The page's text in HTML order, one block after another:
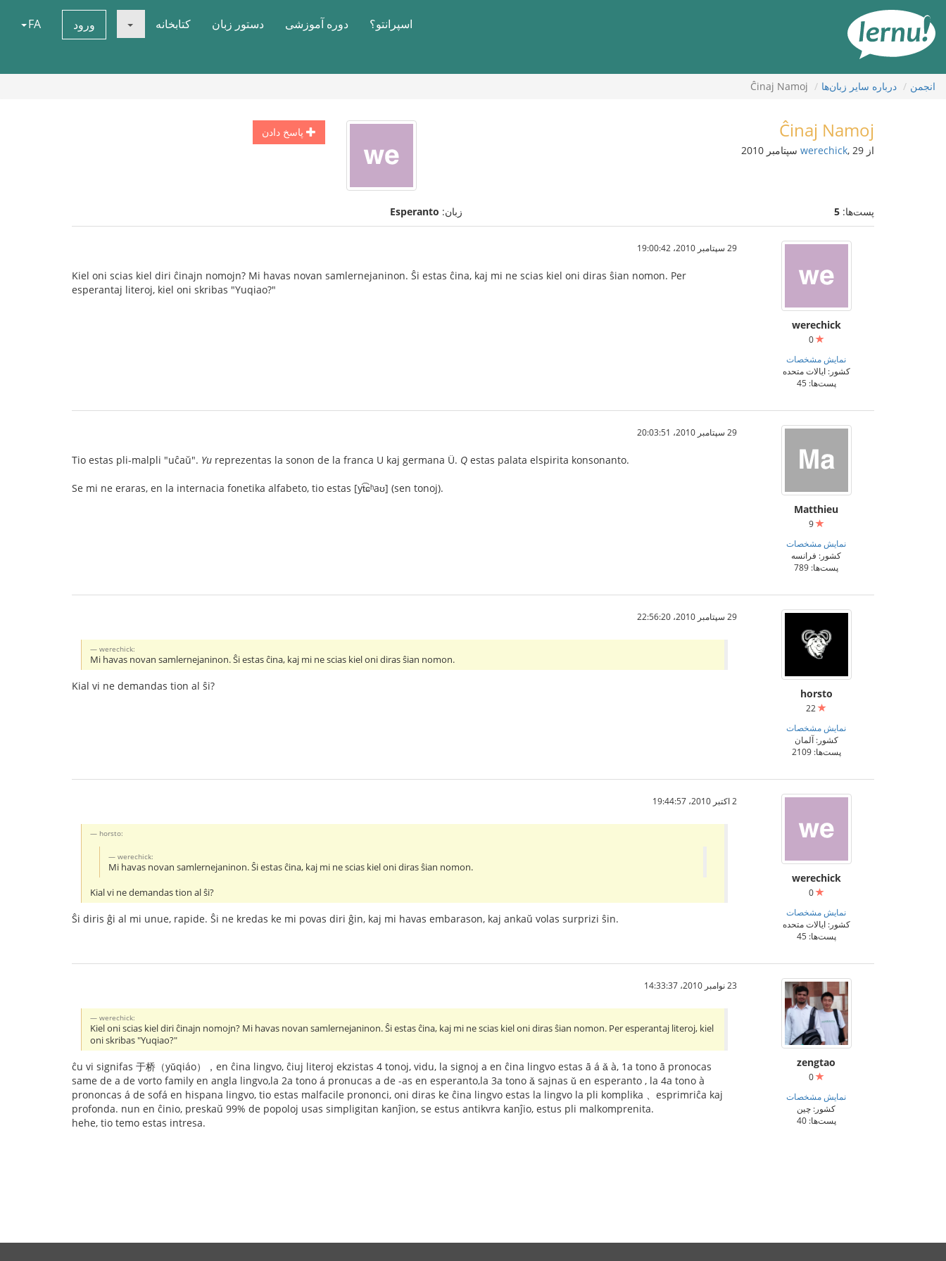
محتوا
اسپرانتو؟ دوره آموزشی دستور زبان کتابخانه ورود FA
انجمن درباره ساير زبان‌ها Ĉinaj Namoj
پاسخ دادن Ĉinaj Namoj
از werechick, 29 سپتامبر 2010
پست‌ها: 5 زبان: Esperanto
werechick
0
نمایش مشخصات
کشور: ایالات متحده
پست‌ها: 45
29 سپتامبر 2010،‏ 19:00:42
Kiel oni scias kiel diri ĉinajn nomojn? Mi havas novan samlernejaninon. Ŝi estas ĉina, kaj mi ne scias kiel oni diras ŝian nomon. Per
esperantaj literoj, kiel oni skribas "Yuqiao?"
Matthieu
9
نمایش مشخصات
کشور: فرانسه
پست‌ها: 789
29 سپتامبر 2010،‏ 20:03:51
Tio estas pli-malpli "uĉaŭ". Yu reprezentas la sonon de la franca U kaj germana Ü. Q estas palata elspirita konsonanto.
Se mi ne eraras, en la internacia fonetika alfabeto, tio estas [yt͡ɕʰaʊ] (sen tonoj).
horsto
نمایش مشخصات
کشور: آلمان
پست‌ها: 2109
29 سپتامبر 2010،‏ 22:56:20
werechick:
Mi havas novan samlernejaninon. Ŝi estas ĉina, kaj mi ne scias kiel oni diras ŝian nomon.
Kial vi ne demandas tion al ŝi?
werechick
0
نمایش مشخصات
کشور: ایالات متحده
پست‌ها: 45
2 اکتبر 2010،‏ 19:44:57
horsto:
werechick:
Mi havas novan samlernejaninon. Ŝi estas ĉina, kaj mi ne scias kiel oni diras ŝian nomon.
Kial vi ne demandas tion al ŝi?
Ŝi diris ĝi al mi unue, rapide. Ŝi ne kredas ke mi povas diri ĝin, kaj mi havas embarason, kaj ankaŭ volas surprizi ŝin.
zengtao
0
نمایش مشخصات
کشور: چین
پست‌ها: 40
23 نوامبر 2010،‏ 14:33:37
werechick:
Kiel oni scias kiel diri ĉinajn nomojn? Mi havas novan samlernejaninon. Ŝi estas ĉina, kaj mi ne scias kiel oni diras ŝian nomon. Per esperantaj literoj, kiel
oni skribas "Yuqiao?"
ĉu vi signifas 于桥（yǔqiáo），en ĉina lingvo, ĉiuj literoj ekzistas 4 tonoj, vidu, la signoj a en ĉina lingvo estas ā á ǎ à, 1a tono ā pronocas
same de a de vorto family en angla lingvo,la 2a tono á pronucas a de -as en esperanto,la 3a tono ǎ sajnas ǔ en esperanto , la 4a tono à
prononcas á de sofá en hispana lingvo, tio estas malfacile prononci, oni diras ke ĉina lingvo estas la lingvo la pli komplika 、esprimriĉa kaj
profonda. nun en ĉinio, preskaŭ 99% de popoloj usas simpligitan kanĵion, se estus antikvra kanĵio, estus pli malkomprenita.
hehe, tio temo estas intresa.